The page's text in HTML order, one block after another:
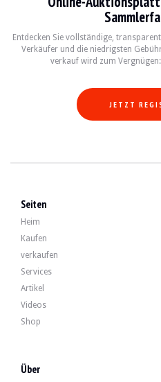
- Motorölwechsel und Austausch der
- Austausch des Katalysators
- Austausch des Auspuffschalldämpfers
Das Auto verfügt über 4 Original-
Der Verkäufer wollte einen
Galerie
Entdecken Sie vollständige,
Verkäufer und die niedrigsten
verkauf wird zum
JETZT
Seiten
Heim
Kaufen
verkaufen
Services
Artikel
Videos
Shop
Über